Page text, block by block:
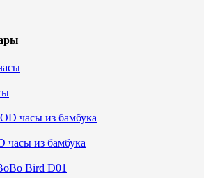
часы из бамбука